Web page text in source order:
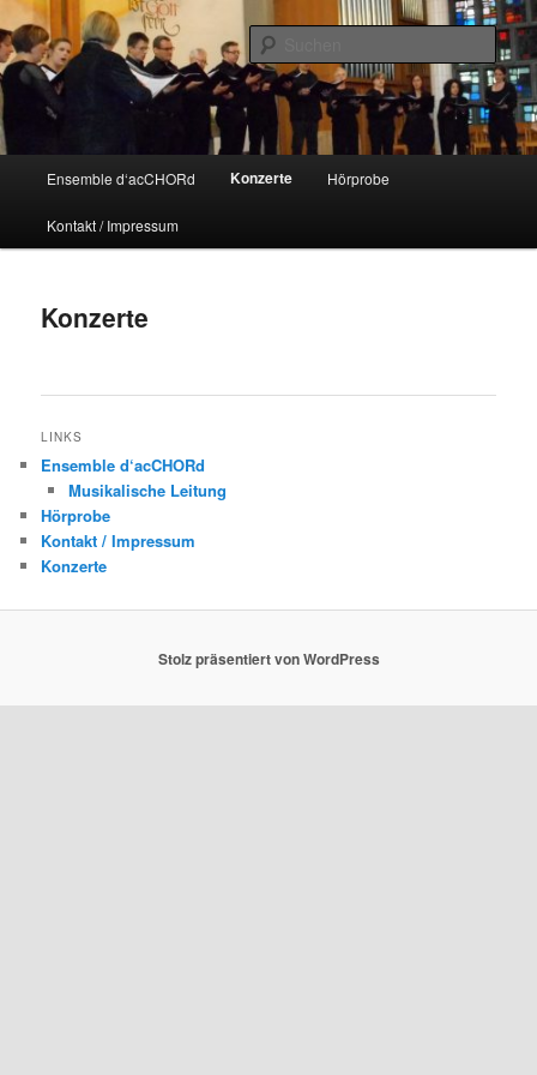
Zum
primären
Inhalt
springenEnsemble d‘acCHORd
Ensemble d‘acCHORd Konzerte Hörprobe
Kontakt / Impressum
Konzerte
LINKS
Ensemble d‘acCHORd
Musikalische Leitung
Hörprobe
Kontakt / Impressum
Konzerte
Stolz präsentiert von WordPress